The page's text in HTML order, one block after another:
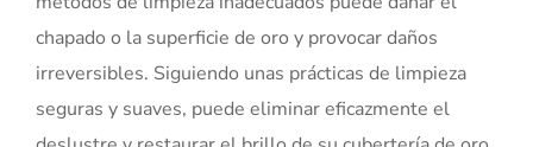
chapado o la superficie de oro y provocar daños
irreversibles. Siguiendo unas prácticas de limpieza
seguras y suaves, puede eliminar eficazmente el